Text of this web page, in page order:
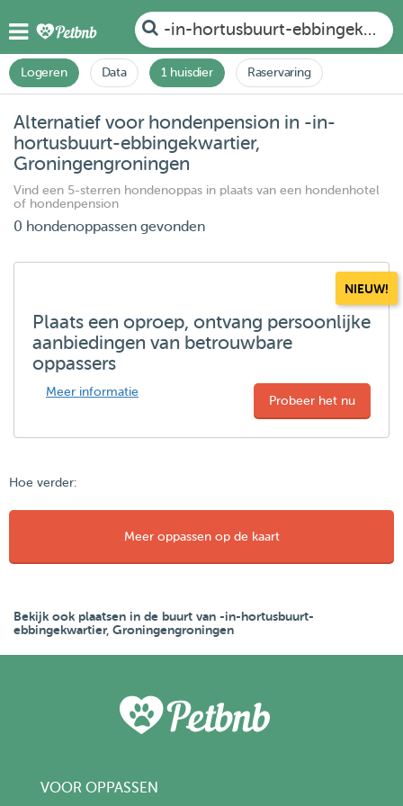
-in-hortusbuurt-
Logeren Data 1 huisdier Raservaring
Alternatief voor hondenpension in -in-
hortusbuurt-ebbingekwartier,
Groningengroningen
Vind een 5-sterren hondenoppas in plaats van een hondenhotel
of hondenpension
0 hondenoppassen gevonden
NIEUW!
Plaats een oproep, ontvang persoonlijke
aanbiedingen van betrouwbare
oppassers
Meer informatie
Probeer het nu
Hoe verder:
Meer oppassen op de kaart
Bekijk ook plaatsen in de buurt van -in-hortusbuurt-
ebbingekwartier, Groningengroningen
VOOR OPPASSEN